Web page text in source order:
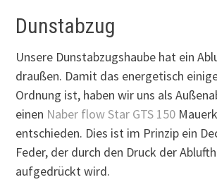
Dunstabzug
Unsere Dunstabzugshaube hat ein
draußen. Damit das energetisch
Ordnung ist, haben wir uns als
einen Naber flow Star GTS 150
entschieden. Dies ist im Prinzip ein
Feder, der durch den Druck der
aufgedrückt wird.